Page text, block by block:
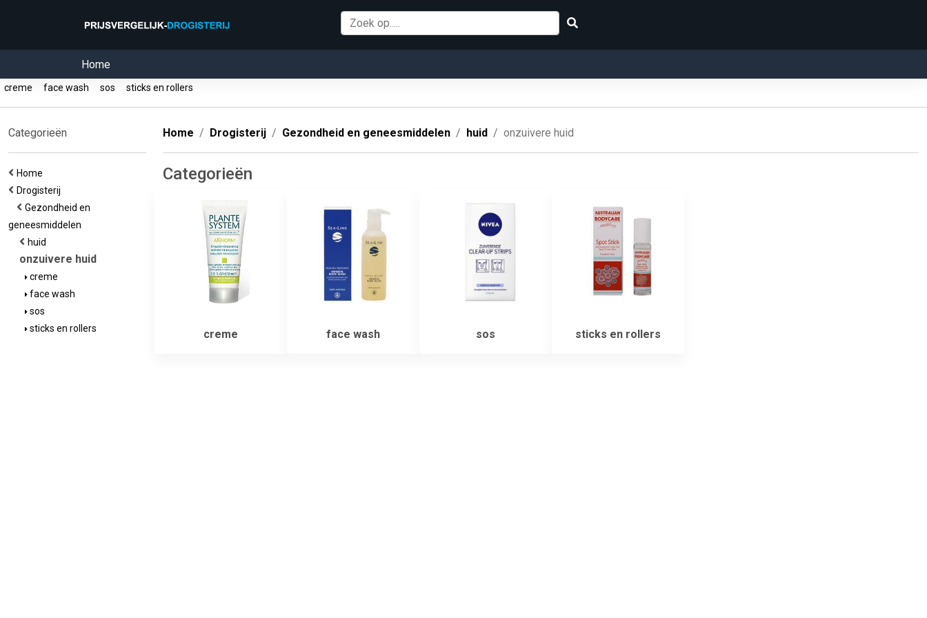
Home
creme face wash sos sticks en rollers
Categorieën
Home
Drogisterij
Gezondheid en
geneesmiddelen
huid
onzuivere huid
creme
face wash
sos
sticks en rollers
Home Drogisterij Gezondheid en geneesmiddelen huid onzuivere huid
Categorieën
creme face wash sos sticks en rollers